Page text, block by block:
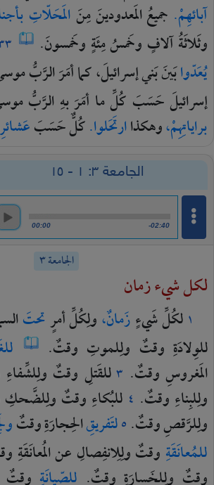
آبائهِمْ. جميعُالمَعدودينَمِنَالمَحَلّاتِ
وثَلاثَةُآلافٍوخَمسُمِئَةٍوخَمسونَ.
يُعَدّوابَينَبَنيإسرائيلَ،كماأمَرَالرَّبُّ
إسرائيلَحَسَبَ كُلِّما أمَرَبهِالرَّبُّ
براياتِهِمْ،وهكذاارتَحَلوا.كُلٌّحَسَبَ
الجامعة ٣: ١ - ١٥
00:00 -02:40
الجامعة ٣
لكل شيء زمان
١ لكُلِّشَيءٍزَمانٌ،ولِكُلِّأمرٍتحتَ
للوِلادَةِ وقتٌ ولِلموتِ وقتٌ.
المَغروسِوقتٌ. ٣ للقَتلِ وقتٌ ولِلشِّفاءِ
ولِلبِناءِوقتٌ. ٤ للبُكاءِوقتٌولِلضَّحكِ
ولِلرَّقصِوقتٌ. ٥لتَفريقِالحِجارَةِوقتٌ
للمُعانَقَةِوقتٌولِلِانفِصالِعنالمُعانَقَةِ